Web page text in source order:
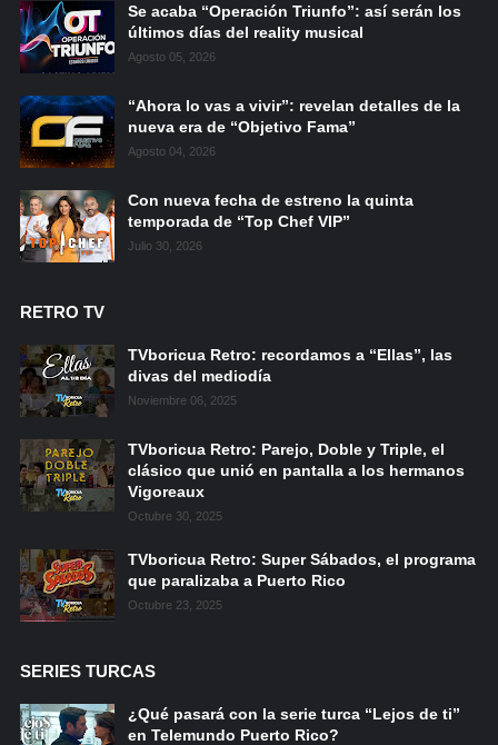
Se acaba “Operación Triunfo”: así serán los
últimos días del reality musical
Agosto 05, 2026
“Ahora lo vas a vivir”: revelan detalles de la
nueva era de “Objetivo Fama”
Agosto 04, 2026
Con nueva fecha de estreno la quinta
temporada de “Top Chef VIP”
Julio 30, 2026
RETRO TV
TVboricua Retro: recordamos a “Ellas”, las
divas del mediodía
Noviembre 06, 2025
TVboricua Retro: Parejo, Doble y Triple, el
clásico que unió en pantalla a los hermanos
Vigoreaux
Octubre 30, 2025
TVboricua Retro: Super Sábados, el programa
que paralizaba a Puerto Rico
Octubre 23, 2025
SERIES TURCAS
¿Qué pasará con la serie turca “Lejos de ti”
en Telemundo Puerto Rico?